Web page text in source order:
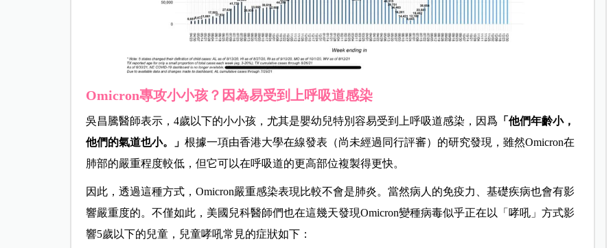
Omicron專攻小小孩？因為易受到上呼吸道感染
吳昌騰醫師表示，4歲以下的小小孩，尤其是嬰幼兒特別容易受到上呼吸道感染，因爲 「他們年齡小，
他們的氣道也小。」 根據一項由香港大學在線發表（尚未經過同行評審）的研究發現，雖然Omicron在
肺部的嚴重程度較低，但它可以在呼吸道的更高部位複製得更快。
因此，透過這種方式，Omicron嚴重感染表現比較不會是肺炎。當然病人的免疫力、基礎疾病也會有影
響嚴重度的。不僅如此，美國兒科醫師們也在這幾天發現Omicron變種病毒似乎正在以「哮吼」方式影
響5歲以下的兒童，兒童哮吼常見的症狀如下：